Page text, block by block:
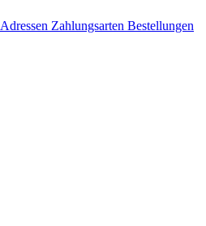
Adressen Zahlungsarten Bestellungen